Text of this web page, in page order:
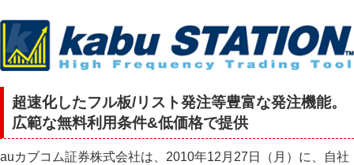
超速化したフル板/リスト発注等豊富な発注機能。
広範な無料利用条件&低価格で提供
auカブコム証券株式会社は、2010年12月27日（月）に、自社